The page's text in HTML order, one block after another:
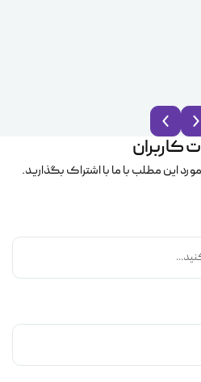
کاربران
این مطلب با ما با اشتراک بگذارید.